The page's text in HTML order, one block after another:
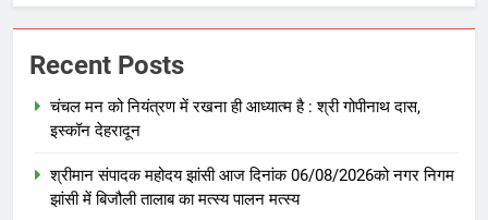
Recent Posts
चंचल मन को नियंत्रण में रखना ही आध्यात्म है : श्री गोपीनाथ दास,
इस्कॉन देहरादून
श्रीमान संपादक महोदय झांसी आज दिनांक 06/08/2026को नगर निगम
झांसी में बिजौली तालाब का मत्स्य पालन मत्स्य